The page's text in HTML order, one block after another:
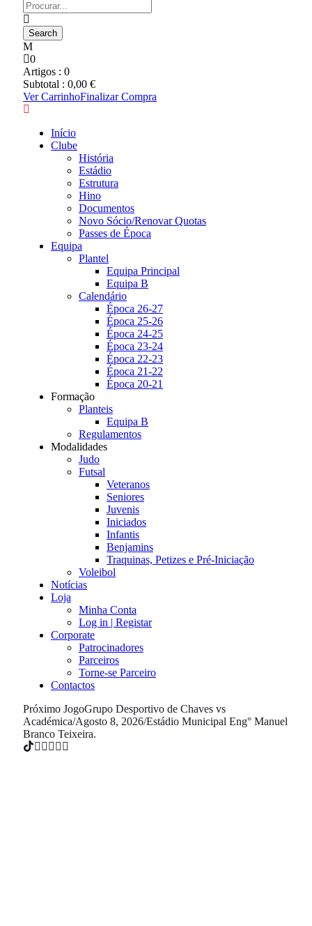
0
Artigos : 0
Subtotal : 0,00 €
Ver CarrinhoFinalizar Compra
Início
Clube
História
Estádio
Estrutura
Hino
Documentos
Novo Sócio/Renovar Quotas
Passes de Época
Equipa
Plantel
Equipa Principal
Equipa B
Calendário
Época 26-27
Época 25-26
Época 24-25
Época 23-24
Época 22-23
Época 21-22
Época 20-21
Formação
Planteis
Equipa B
Regulamentos
Modalidades
Judo
Futsal
Veteranos
Seniores
Juvenis
Iniciados
Infantis
Benjamins
Traquinas, Petizes e Pré-Iniciação
Voleibol
Notícias
Loja
Minha Conta
Log in | Registar
Corporate
Patrocinadores
Parceiros
Torne-se Parceiro
Contactos
Próximo JogoGrupo Desportivo de Chaves vs
Académica/Agosto 8, 2026/Estádio Municipal Eng° Manuel
Branco Teixeira.